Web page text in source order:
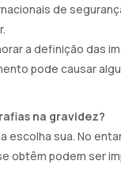
de
a definição das
pode causar
na gravidez?
escolha sua. No
obtêm podem ser